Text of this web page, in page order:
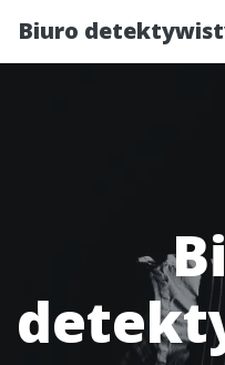
Biuro